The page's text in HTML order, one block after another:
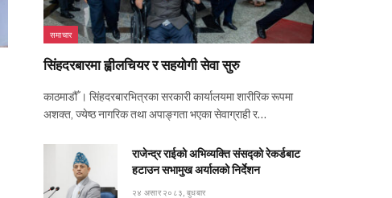
समाचार
सिंहदरबारमा ह्वीलचियर र सहयोगी सेवा सुरु
काठमाडौँ । सिंहदरबारभित्रका सरकारी कार्यालयमा शारीरिक रूपमा
अशक्त, ज्येष्ठ नागरिक तथा अपाङ्गता भएका सेवाग्राही र…
राजेन्द्र राईको अभिव्यक्ति संसद्को रेकर्डबाट
हटाउन सभामुख अर्यालको निर्देशन
२४ असार २०८३, बुधबार